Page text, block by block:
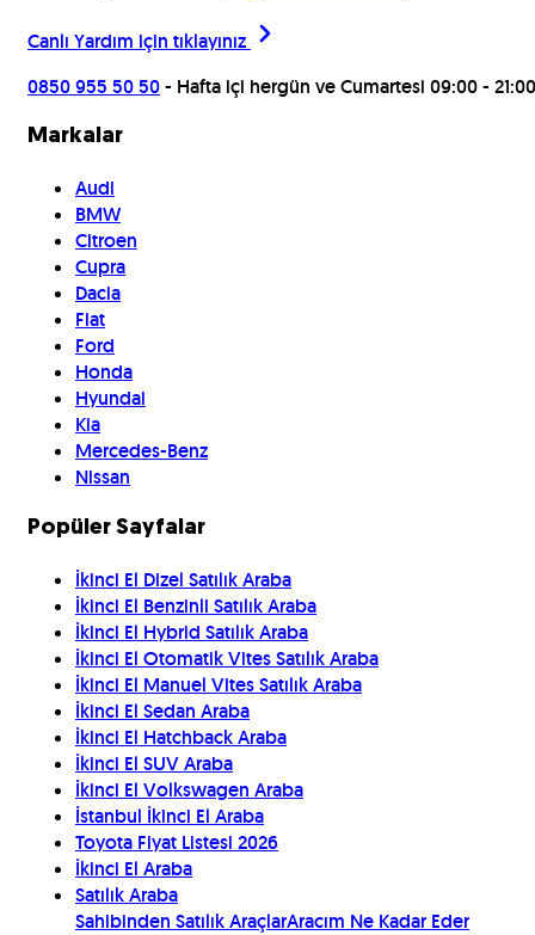
Canlı Yardım için tıklayınız
0850 955 50 50- Hafta içi hergün ve Cumartesi 09:00 - 21:00
Markalar
Audi
BMW
Citroen
Cupra
Dacia
Fiat
Ford
Honda
Hyundai
Kia
Mercedes-Benz
Nissan
Popüler Sayfalar
İkinci El Dizel Satılık Araba
İkinci El Benzinli Satılık Araba
İkinci El Hybrid Satılık Araba
İkinci El Otomatik Vites Satılık Araba
İkinci El Manuel Vites Satılık Araba
İkinci El Sedan Araba
İkinci El Hatchback Araba
İkinci El SUV Araba
İkinci El Volkswagen Araba
İstanbul İkinci El Araba
Toyota Fiyat Listesi 2026
İkinci El Araba
Satılık Araba
Sahibinden Satılık AraçlarAracım Ne Kadar Eder